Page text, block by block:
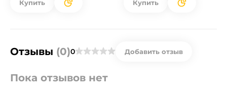
Купить Купить
Отзывы (0)0 Добавить отзыв
Пока отзывов нет